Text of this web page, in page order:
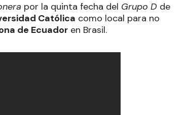
por la quinta fecha del Grupo D de
Católica como local para no
de Ecuador en Brasil.